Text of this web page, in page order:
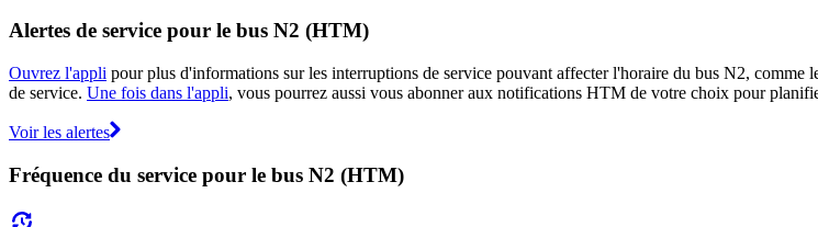
Alertes de service pour le bus N2 (HTM)
Ouvrez l'appli pour plus d'informations sur les interruptions de service pouvant affecter l'horaire du bus N2, comme
de service. Une fois dans l'appli, vous pourrez aussi vous abonner aux notifications HTM de votre choix pour
Voir les alertes
Fréquence du service pour le bus N2 (HTM)